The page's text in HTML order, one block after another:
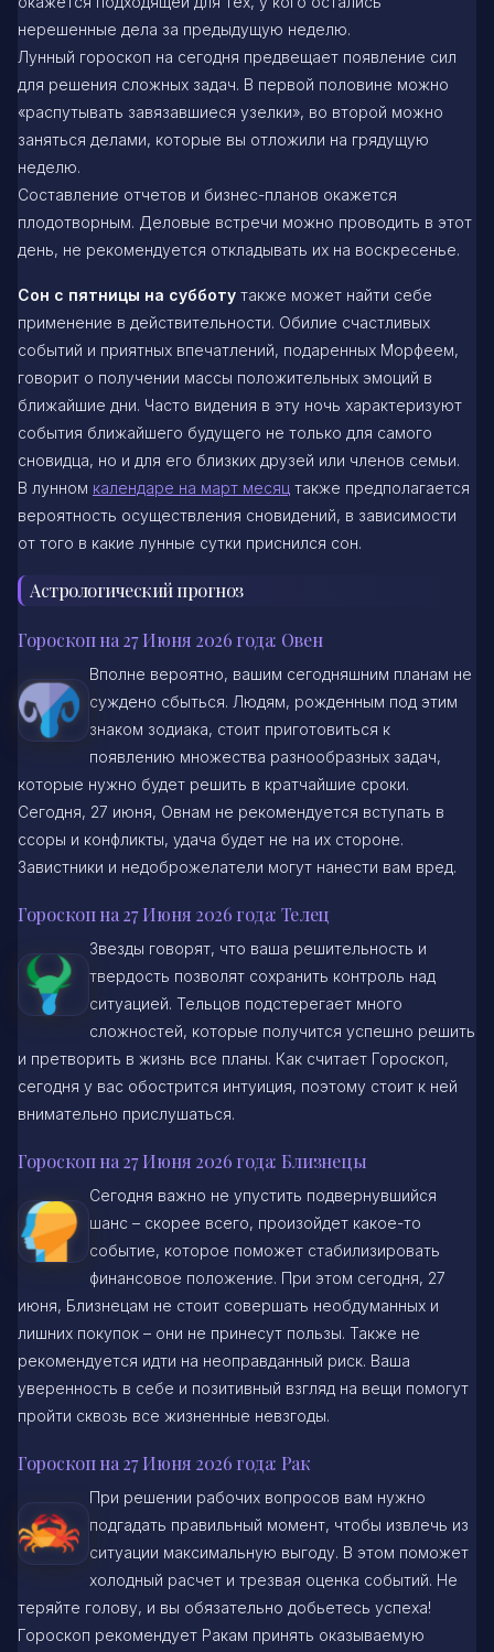
нерешенные дела за предыдущую неделю.
Лунный гороскоп на сегодня предвещает появление сил
для решения сложных задач. В первой половине можно
«распутывать завязавшиеся узелки», во второй можно
заняться делами, которые вы отложили на грядущую
неделю.
Составление отчетов и бизнес-планов окажется
плодотворным. Деловые встречи можно проводить в этот
день, не рекомендуется откладывать их на воскресенье.
Сон с пятницы на субботу также может найти себе
применение в действительности. Обилие счастливых
событий и приятных впечатлений, подаренных Морфеем,
говорит о получении массы положительных эмоций в
ближайшие дни. Часто видения в эту ночь характеризуют
события ближайшего будущего не только для самого
сновидца, но и для его близких друзей или членов семьи.
В лунном календаре на март месяц также предполагается
вероятность осуществления сновидений, в зависимости
от того в какие лунные сутки приснился сон.
Астрологический прогноз
Гороскоп на 27 Июня 2026 года: Овен
Вполне вероятно, вашим сегодняшним планам не
суждено сбыться. Людям, рожденным под этим
знаком зодиака, стоит приготовиться к
появлению множества разнообразных задач,
которые нужно будет решить в кратчайшие сроки.
Сегодня, 27 июня, Овнам не рекомендуется вступать в
ссоры и конфликты, удача будет не на их стороне.
Завистники и недоброжелатели могут нанести вам вред.
Гороскоп на 27 Июня 2026 года: Телец
Звезды говорят, что ваша решительность и
твердость позволят сохранить контроль над
ситуацией. Тельцов подстерегает много
сложностей, которые получится успешно решить
и претворить в жизнь все планы. Как считает Гороскоп,
сегодня у вас обострится интуиция, поэтому стоит к ней
внимательно прислушаться.
Гороскоп на 27 Июня 2026 года: Близнецы
Сегодня важно не упустить подвернувшийся
шанс – скорее всего, произойдет какое-то
событие, которое поможет стабилизировать
финансовое положение. При этом сегодня, 27
июня, Близнецам не стоит совершать необдуманных и
лишних покупок – они не принесут пользы. Также не
рекомендуется идти на неоправданный риск. Ваша
уверенность в себе и позитивный взгляд на вещи помогут
пройти сквозь все жизненные невзгоды.
Гороскоп на 27 Июня 2026 года: Рак
При решении рабочих вопросов вам нужно
подгадать правильный момент, чтобы извлечь из
ситуации максимальную выгоду. В этом поможет
холодный расчет и трезвая оценка событий. Не
теряйте голову, и вы обязательно добьетесь успеха!
Гороскоп рекомендует Ракам принять оказываемую